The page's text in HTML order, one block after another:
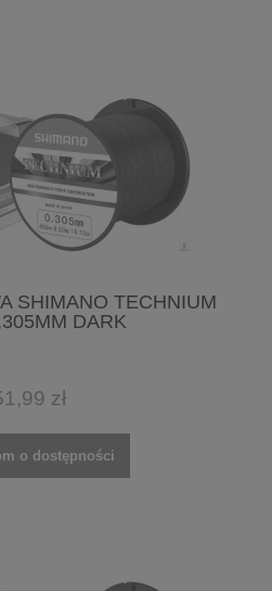
SHIMANO TECHNIUM
DARK
zł
o dostępności